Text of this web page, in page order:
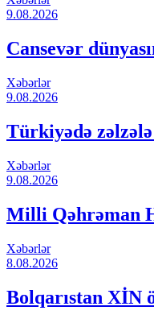
9.08.2026
Cansevər
Xəbərlər
9.08.2026
Türkiyədə
Xəbərlər
9.08.2026
Milli Qəhrəman
Xəbərlər
8.08.2026
Bolqarıstan XİN